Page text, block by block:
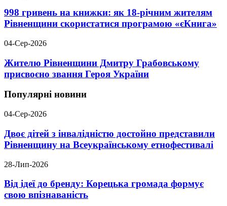
998 гривень на книжки: як 18-річним жителям
Рівненщини скористатися програмою «єКнига»
04-Сер-2026
Жителю Рівненщини Дмитру Грабовському
присвоєно звання Героя України
Популярні новини
04-Сер-2026
Двоє дітей з інвалідністю достойно представили
Рівненщину на Всеукраїнському етнофестивалі
28-Лип-2026
Від ідеї до бренду: Корецька громада формує
свою впізнаваність